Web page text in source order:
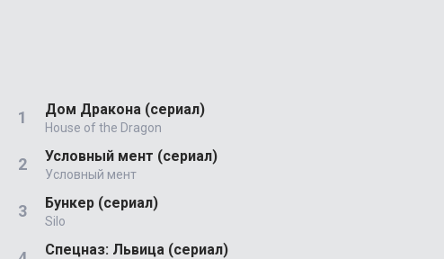
Дом Дракона (сериал)
House of the Dragon
Условный мент (сериал)
Условный мент
Бункер (сериал)
Silo
Спецназ: Львица (сериал)